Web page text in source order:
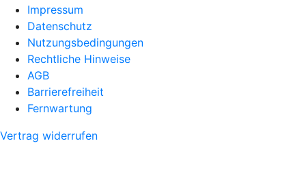
Impressum
Datenschutz
Nutzungsbedingungen
Rechtliche Hinweise
AGB
Barrierefreiheit
Fernwartung
Vertrag widerrufen